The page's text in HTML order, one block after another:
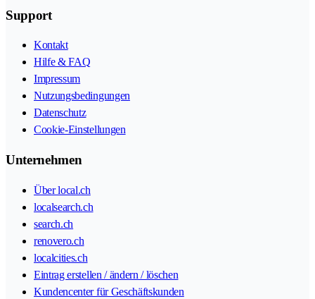
Support
Kontakt
Hilfe & FAQ
Impressum
Nutzungsbedingungen
Datenschutz
Cookie-Einstellungen
Unternehmen
Über local.ch
localsearch.ch
search.ch
renovero.ch
localcities.ch
Eintrag erstellen / ändern / löschen
Kundencenter für Geschäftskunden